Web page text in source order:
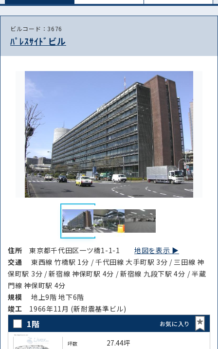
ビルコード：3676
ﾊﾟﾚｽｻｲﾄﾞビル
住所東京都千代田区一ツ橋1-1-1地図を表示 ▶︎
交通
東西線 竹橋駅 1分 / 千代田線 大手町駅 3分 / 三田線 神
保町駅 3分 / 新宿線 神保町駅 4分 / 新宿線 九段下駅 4分 / 半蔵
門線 神保町駅 4分
規模
地上9階 地下6階
竣⼯ 1966年11月 (新耐震基準ビル)
1階 お気に入り
坪数 27.44坪